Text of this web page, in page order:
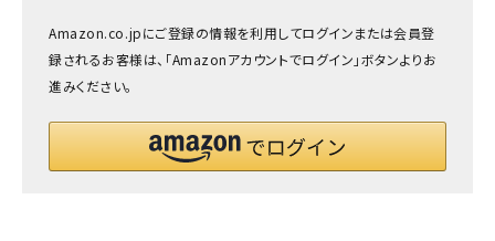
Amazon.co.jpにご登録の情報を利用してログインまたは会員登
録されるお客様は、「Amazonアカウントでログイン」ボタンよりお
進みください。